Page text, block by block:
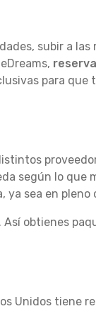
subir a
para que
según lo que
sea en
obtienes
Unidos tiene